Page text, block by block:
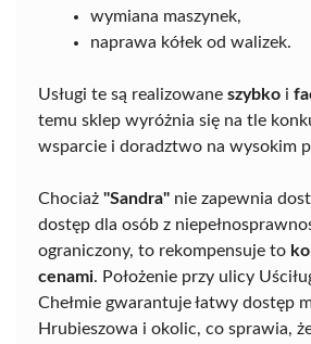
wymiana maszynek,
naprawa kółek od walizek.
Usługi te są realizowane szybko i
temu sklep wyróżnia się na tle
wsparcie i doradztwo na wysokim
Chociaż "Sandra" nie zapewnia
dostęp dla osób z
ograniczony, to rekompensuje to
cenami. Położenie przy ulicy
Chełmie gwarantuje łatwy dostęp
Hrubieszowa i okolic, co sprawia,